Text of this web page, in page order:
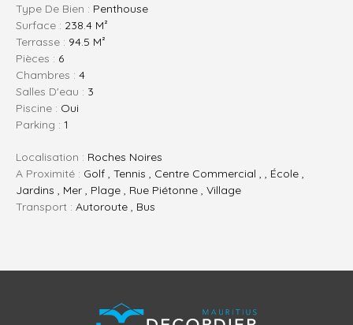
Type De Bien : Penthouse
Surface : 238.4 M²
Terrasse : 94.5 M²
Pièces : 6
Chambres : 4
Salles D'eau : 3
Piscine : Oui
Parking : 1
Localisation : Roches Noires
A Proximité : Golf , Tennis , Centre Commercial , , École ,
Jardins , Mer , Plage , Rue Piétonne , Village
Transport : Autoroute , Bus